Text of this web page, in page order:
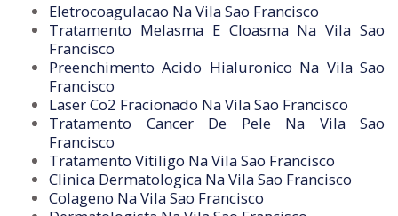
Eletrocoagulacao Na Vila Sao Francisco
Tratamento Melasma E Cloasma Na Vila Sao
Francisco
Preenchimento Acido Hialuronico Na Vila Sao
Francisco
Laser Co2 Fracionado Na Vila Sao Francisco
Tratamento Cancer De Pele Na Vila Sao
Francisco
Tratamento Vitiligo Na Vila Sao Francisco
Clinica Dermatologica Na Vila Sao Francisco
Colageno Na Vila Sao Francisco